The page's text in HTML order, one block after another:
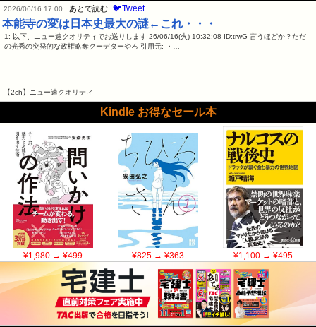
2026/06/16 17:00 あとで読む 🐦Tweet
本能寺の変は日本史最大の謎←これ・・・
1: 以下、ニュー速クオリティでお送りします 26/06/16(火) 10:32:08 ID:trwG 言うほどか？ただ
の光秀の突発的な政権略奪クーデターやろ 引用元: ・…
【2ch】ニュー速クオリティ
Kindle お得なセール本
¥1,980→ ¥499 ¥825→ ¥363 ¥1,100→ ¥495